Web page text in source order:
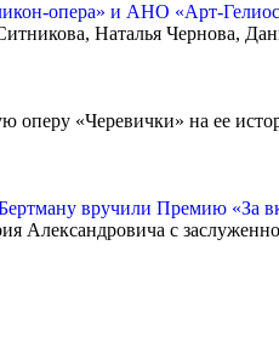
опера» и АНО «Арт-
Наталья Чернова,
оперу «Черевички» на ее
вручили Премию «За
Александровича с